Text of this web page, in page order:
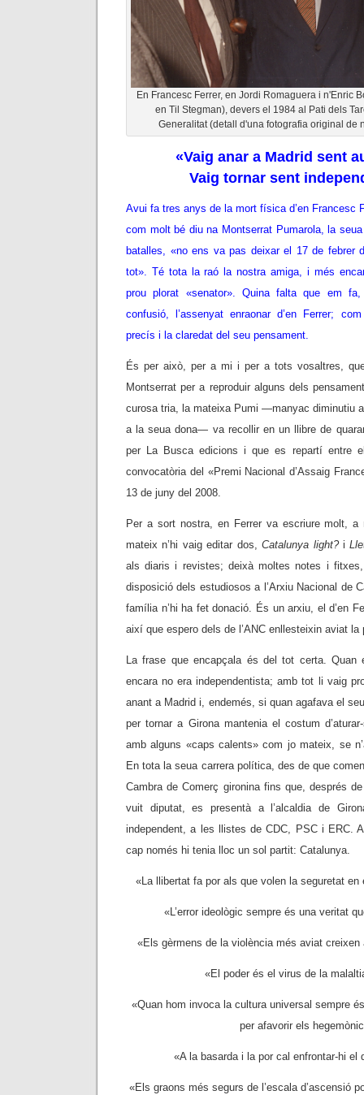
En Francesc Ferrer, en Jordi Romaguera i n'Enric
en Til Stegman), devers el 1984 al Pati dels
Generalitat (detall d'una fotografia original de
«Vaig anar a Madrid sent
Vaig tornar sent
Avui fa tres anys de la mort física d’en Francesc
com molt bé diu na Montserrat Pumarola, la
batalles, «no ens va pas deixar el 17 de febrer
tot». Té tota la raó la nostra amiga, i més
prou plorat «senator». Quina falta que em
confusió, l’assenyat enraonar d’en Ferrer;
precís i la claredat del seu pensament.
És per això, per a mi i per a tots vosaltres,
Montserrat per a reproduir alguns dels
curosa tria, la mateixa Pumi —manyac diminutiu
a la seua dona— va recollir en un llibre de
per La Busca edicions i que es repartí entre
convocatòria del «Premi Nacional d’Assaig
13 de juny del 2008.
Per a sort nostra, en Ferrer va escriure molt,
mateix n’hi vaig editar dos,Catalunya light?i
als diaris i revistes; deixà moltes notes i
disposició dels estudiosos a l’Arxiu Nacional de
família n’hi ha fet donació. És un arxiu, el d’en
així que espero dels de l’ANC enllesteixin aviat
La frase que encapçala és del tot certa. Quan
encara no era independentista; amb tot li vaig
anant a Madrid i, endemés, si quan agafava el
per tornar a Girona mantenia el costum
amb alguns «caps calents» com jo mateix, se
En tota la seua carrera política, des de que
Cambra de Comerç gironina fins que, després
vuit diputat, es presentà a l’alcaldia de
independent, a les llistes de CDC, PSC i ERC.
cap només hi tenia lloc un sol partit: Catalunya.
«La llibertat fa por als que volen la seguretat en
«L’error ideològic sempre és una veritat
«Els gèrmens de la violència més aviat
«El poder és el virus de la
«Quan hom invoca la cultura universal sempre
per afavorir els
«A la basarda i la por cal enfrontar-hi el
«Els graons més segurs de l’escala d’ascensió